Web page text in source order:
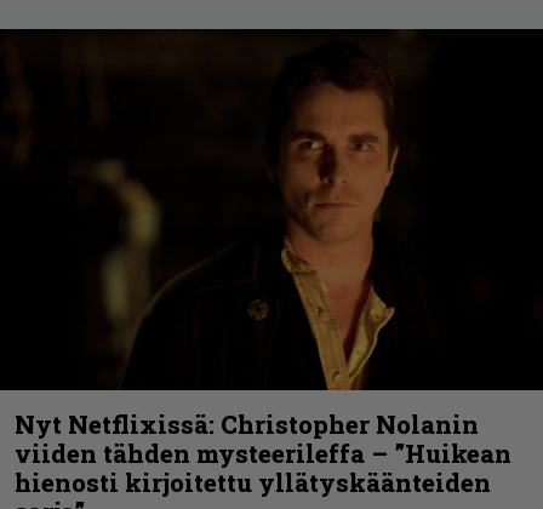
Nyt Netflixissä: Christopher Nolanin
viiden tähden mysteerileffa – ”Huikean
hienosti kirjoitettu yllätyskäänteiden